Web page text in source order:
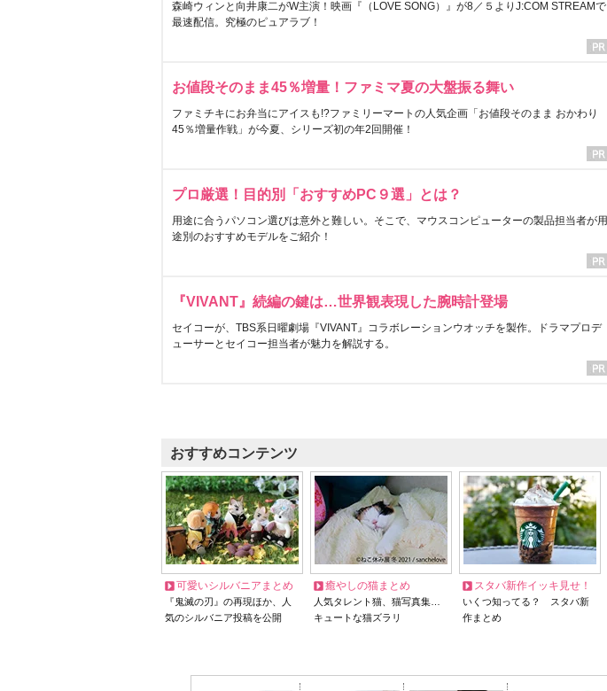
森崎ウィンと向井康二がW主演！映画『（LOVE SONG）』が8／５よりJ:COM STREAMで
最速配信。究極のピュアラブ！
お値段そのまま45％増量！ファミマ夏の大盤振る舞い
ファミチキにお弁当にアイスも!?ファミリーマートの人気企画「お値段そのまま おかわり
45％増量作戦」が今夏、シリーズ初の年2回開催！
プロ厳選！目的別「おすすめPC９選」とは？
用途に合うパソコン選びは意外と難しい。そこで、マウスコンピューターの製品担当者が用
途別のおすすめモデルをご紹介！
『VIVANT』続編の鍵は…世界観表現した腕時計登場
セイコーが、TBS系日曜劇場『VIVANT』コラボレーションウオッチを製作。ドラマプロデ
ューサーとセイコー担当者が魅力を解説する。
おすすめコンテンツ
可愛いシルバニアまとめ
『鬼滅の刃』の再現ほか、人
気のシルバニア投稿を公開
癒やしの猫まとめ
人気タレント猫、猫写真集…
キュートな猫ズラリ
スタバ新作イッキ見せ！
いくつ知ってる？ スタバ新
作まとめ